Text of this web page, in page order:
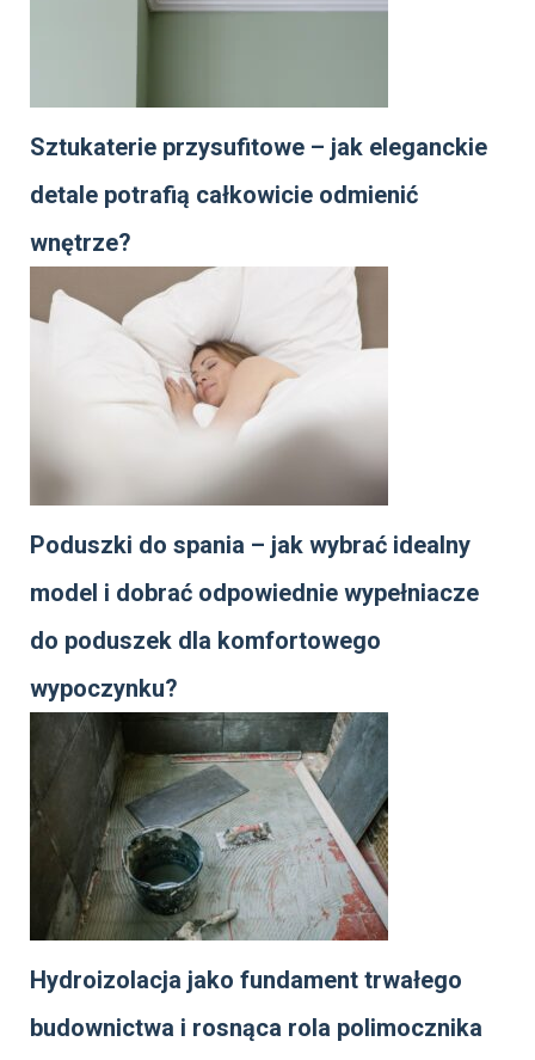
Sztukaterie przysufitowe – jak eleganckie
detale potrafią całkowicie odmienić
wnętrze?
Poduszki do spania – jak wybrać idealny
model i dobrać odpowiednie wypełniacze
do poduszek dla komfortowego
wypoczynku?
Hydroizolacja jako fundament trwałego
budownictwa i rosnąca rola polimocznika